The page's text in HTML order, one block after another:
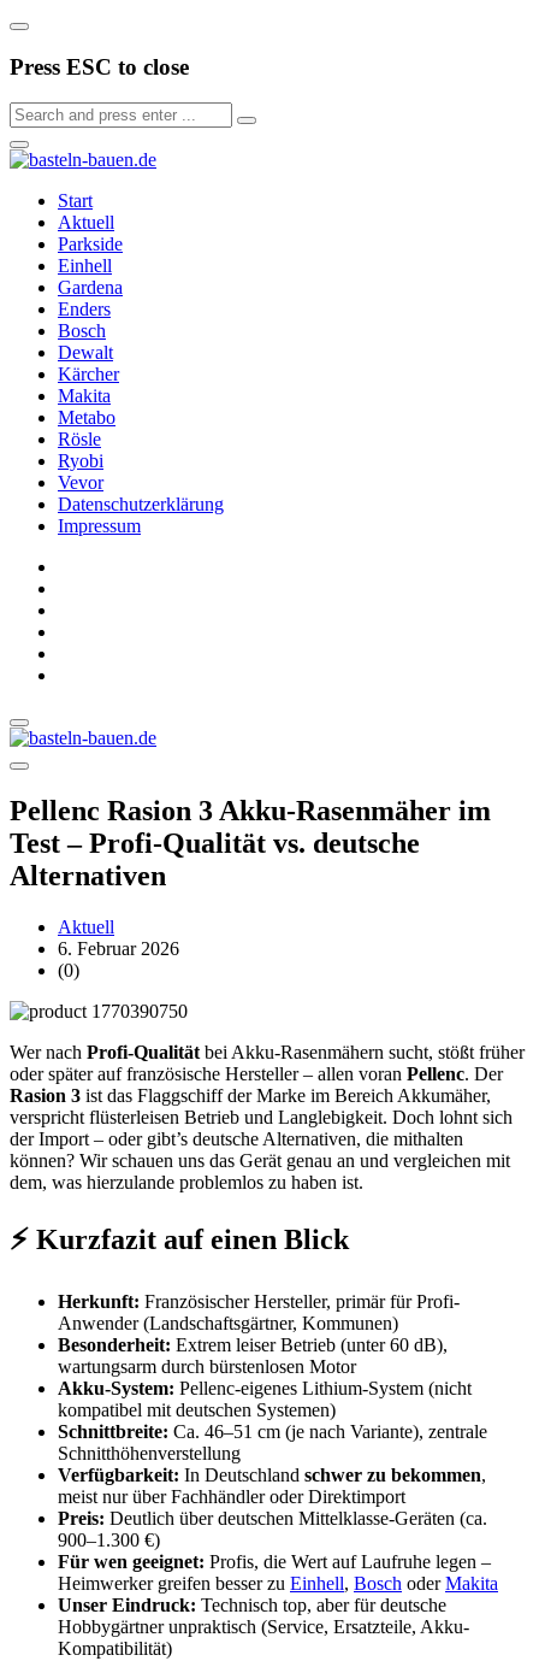
Press ESC to close
Start
Aktuell
Parkside
Einhell
Gardena
Enders
Bosch
Dewalt
Kärcher
Makita
Metabo
Rösle
Ryobi
Vevor
Datenschutzerklärung
Impressum
Pellenc Rasion 3 Akku-Rasenmäher im
Test – Profi-Qualität vs. deutsche
Alternativen
Aktuell
6. Februar 2026
(0)
Wer nach Profi-Qualität bei Akku-Rasenmähern sucht, stößt früher
oder später auf französische Hersteller – allen voran Pellenc. Der
Rasion 3 ist das Flaggschiff der Marke im Bereich Akkumäher,
verspricht flüsterleisen Betrieb und Langlebigkeit. Doch lohnt sich
der Import – oder gibt’s deutsche Alternativen, die mithalten
können? Wir schauen uns das Gerät genau an und vergleichen mit
dem, was hierzulande problemlos zu haben ist.
⚡ Kurzfazit auf einen Blick
Herkunft: Französischer Hersteller, primär für Profi-
Anwender (Landschaftsgärtner, Kommunen)
Besonderheit: Extrem leiser Betrieb (unter 60 dB),
wartungsarm durch bürstenlosen Motor
Akku-System: Pellenc-eigenes Lithium-System (nicht
kompatibel mit deutschen Systemen)
Schnittbreite: Ca. 46–51 cm (je nach Variante), zentrale
Schnitthöhenverstellung
Verfügbarkeit: In Deutschland schwer zu bekommen,
meist nur über Fachhändler oder Direktimport
Preis: Deutlich über deutschen Mittelklasse-Geräten (ca.
900–1.300 €)
Für wen geeignet: Profis, die Wert auf Laufruhe legen –
Heimwerker greifen besser zu Einhell, Bosch oderMakita
Unser Eindruck: Technisch top, aber für deutsche
Hobbygärtner unpraktisch (Service, Ersatzteile, Akku-
Kompatibilität)